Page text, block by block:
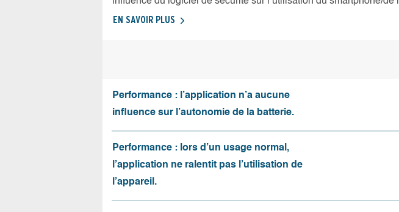
EN SAVOIR PLUS
Performance : l’application n’a aucune
influence sur l’autonomie de la batterie.
Performance : lors d’un usage normal,
l’application ne ralentit pas l’utilisation de
l’appareil.